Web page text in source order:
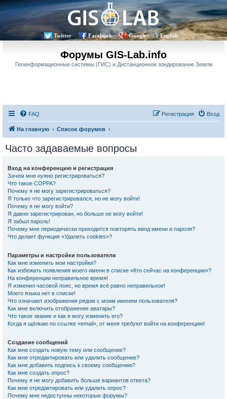
Twitter Facebook Google+ English
Форумы GIS-Lab.info
Геоинформационные системы (ГИС) и Дистанционное зондирование Земли
FAQ Вход
Регистрация
На главную Список форумов
Часто задаваемые вопросы
Вход на конференцию и регистрация
Зачем мне нужно регистрироваться?
Что такое COPPA?
Почему я не могу зарегистрироваться?
Я только что зарегистрировался, но не могу войти!
Почему я не могу войти?
Я давно зарегистрирован, но больше не могу войти!
Я забыл пароль!
Почему мне периодически приходится повторять ввод имени и пароля?
Что делает функция «Удалить cookies»?
Параметры и настройки пользователя
Как мне изменить мои настройки?
Как избежать появления моего имени в списке «Кто сейчас на конференции»?
На конференции неправильное время!
Я изменил часовой пояс, но время всё равно неправильное!
Моего языка нет в списке!
Что означают изображения рядом с моим именем пользователя?
Как мне включить отображение аватары?
Что такое звание и как я могу изменить его?
Когда я щёлкаю по ссылке «email», от меня требуют войти на конференцию!
Создание сообщений
Как мне создать новую тему или сообщение?
Как мне отредактировать или удалить сообщение?
Как мне добавить подпись к своему сообщению?
Как мне создать опрос?
Почему я не могу добавить больше вариантов ответа?
Как мне отредактировать или удалить опрос?
Почему мне недоступны некоторые форумы?